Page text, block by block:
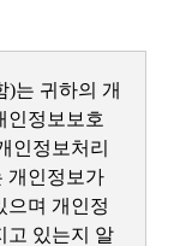
)는 귀하의 개
인정보보호
인정보처리
개인정보가
으며 개인정
고 있는지 알